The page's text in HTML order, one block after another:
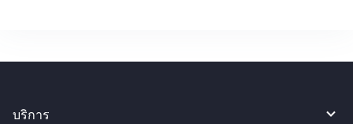
บริการ